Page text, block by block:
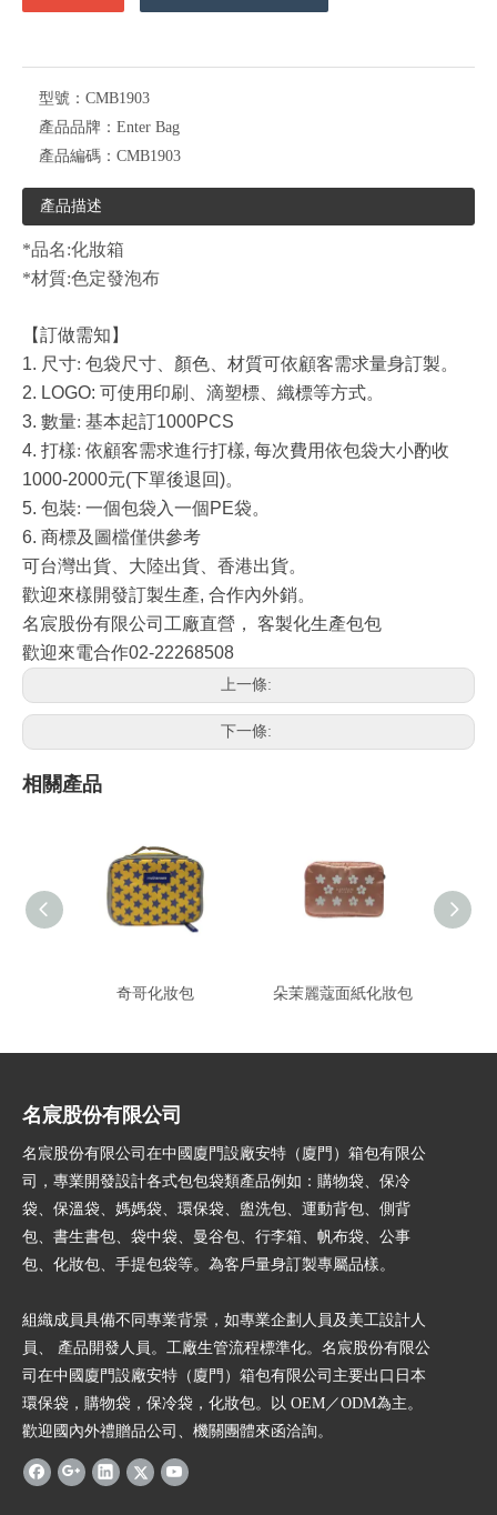
型號： CMB1903
產品品牌： Enter Bag
產品編碼： CMB1903
產品描述
*品名:化妝箱
*材質:色定發泡布
【訂做需知】
1. 尺寸: 包袋尺寸、顏色、材質可依顧客需求量身訂製。
2. LOGO: 可使用印刷、滴塑標、織標等方式。
3. 數量: 基本起訂1000PCS
4. 打樣: 依顧客需求進行打樣, 每次費用依包袋大小酌收
1000-2000元(下單後退回)。
5. 包裝: 一個包袋入一個PE袋。
6. 商標及圖檔僅供參考
可台灣出貨、大陸出貨、香港出貨。
歡迎來樣開發訂製生產, 合作內外銷。
名宸股份有限公司工廠直營， 客製化生產包包
歡迎來電合作02-22268508
上一條:
下一條:
相關產品
奇哥化妝包 朵茉麗蔻面紙化妝包
名宸股份有限公司
名宸股份有限公司在中國廈門設廠安特（廈門）箱包有限公
司，專業開發設計各式包包袋類產品例如：購物袋、保冷
袋、保溫袋、媽媽袋、環保袋、盥洗包、運動背包、側背
包、書生書包、袋中袋、曼谷包、行李箱、帆布袋、公事
包、化妝包、手提包袋等。為客戶量身訂製專屬品樣。
組織成員具備不同專業背景，如專業企劃人員及美工設計人
員、 產品開發人員。工廠生管流程標準化。名宸股份有限公
司在中國廈門設廠安特（廈門）箱包有限公司主要出口日本
環保袋，購物袋，保冷袋，化妝包。以 OEM／ODM為主。
歡迎國內外禮贈品公司、機關團體來函洽詢。